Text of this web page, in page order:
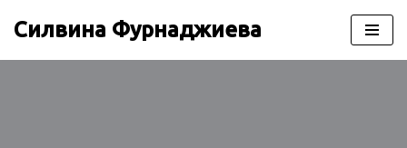
Силвина Фурнаджиева